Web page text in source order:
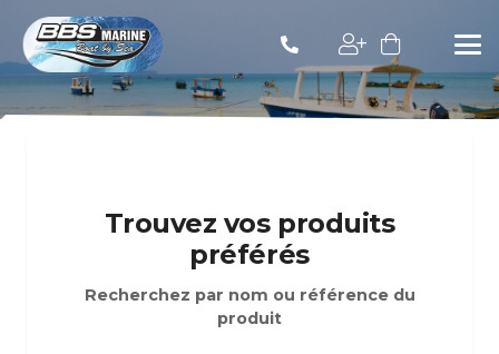
Trouvez vos produits
préférés
Recherchez par nom ou référence du
produit